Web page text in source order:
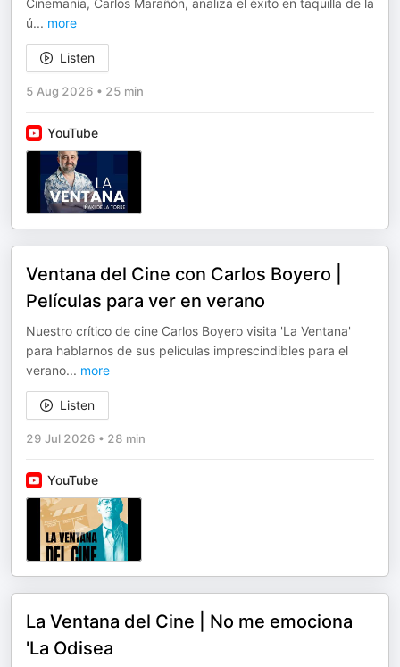
Cinemanía, Carlos Marañón, analiza el éxito en taquilla de la
ú... more
Listen
5 Aug 2026 • 25 min
YouTube
Ventana del Cine con Carlos Boyero |
Películas para ver en verano
Nuestro crítico de cine Carlos Boyero visita 'La Ventana'
para hablarnos de sus películas imprescindibles para el
verano... more
Listen
29 Jul 2026 • 28 min
YouTube
La Ventana del Cine | No me emociona
'La Odisea